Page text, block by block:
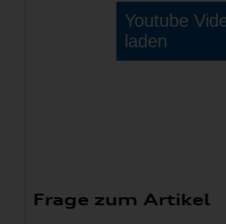
Frage zum Artikel